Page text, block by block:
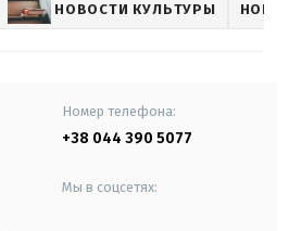
НОВОСТИ КУЛЬТУРЫ
Номер телефона:
+38 044 390 5077
Мы в соцсетях: